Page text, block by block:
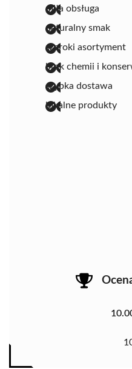
miła obsługa
naturalny smak
szeroki asortyment
brak chemii i
szybka dostawa
lokalne produkty